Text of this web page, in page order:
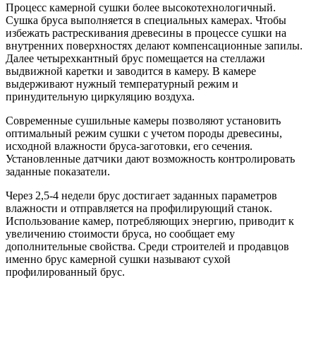
Процесс камерной сушки более высокотехнологичный.
Сушка бруса выполняется в специальных камерах. Чтобы
избежать растрескивания древесины в процессе сушки на
внутренних поверхностях делают компенсационные запилы.
Далее четырехкантный брус помещается на стеллажи
выдвижной каретки и заводится в камеру. В камере
выдерживают нужный температурный режим и
принудительную циркуляцию воздуха.
Современные сушильные камеры позволяют установить
оптимальный режим сушки с учетом породы древесины,
исходной влажности бруса-заготовки, его сечения.
Установленные датчики дают возможность контролировать
заданные показатели.
Через 2,5-4 недели брус достигает заданных параметров
влажности и отправляется на профилирующий станок.
Использование камер, потребляющих энергию, приводит к
увеличению стоимости бруса, но сообщает ему
дополнительные свойства. Среди строителей и продавцов
именно брус камерной сушки называют сухой
профилированный брус.